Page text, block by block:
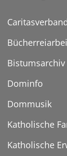
Bistumsarchiv
Dominfo
Dommusik
Katholische
Katholische